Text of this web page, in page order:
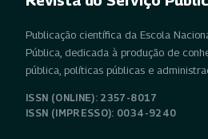
Publicação científica da Escola
Pública, dedicada à produção de
pública, políticas públicas e
ISSN (ONLINE): 2357-8017
ISSN (IMPRESSO): 0034-9240